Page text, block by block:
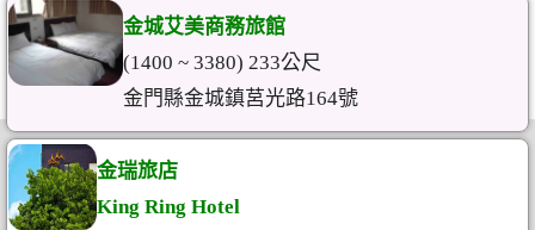
金城艾美商務旅館
(1400 ~ 3380) 233公尺
金門縣金城鎮莒光路164號
金瑞旅店
King Ring Hotel